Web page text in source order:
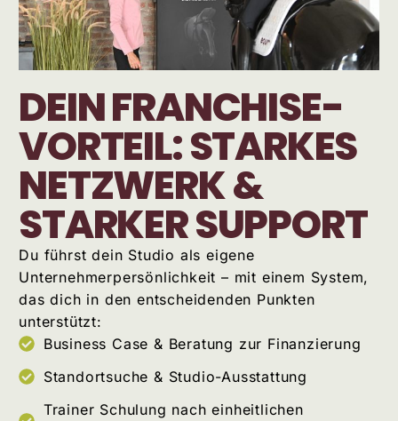
DEIN FRANCHISE-
VORTEIL: STARKES
NETZWERK &
STARKER SUPPORT
Du führst dein Studio als eigene
Unternehmerpersönlichkeit – mit einem System,
das dich in den entscheidenden Punkten
unterstützt:
Business Case & Beratung zur Finanzierung
Standortsuche & Studio-Ausstattung
Trainer Schulung nach einheitlichen